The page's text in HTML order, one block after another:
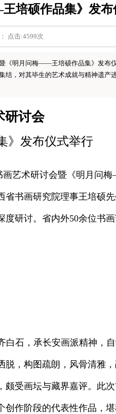
培硕作品集》发布
点击:4599次
《明月问梅——王培硕作品集》发布
结，对其毕生的艺术成就与精神遗产
研讨会
》发布仪式举行
画艺术研讨会暨《明月问
省书画研究院理事王培硕
度研讨。省内外50余位书
白石，承长安画派精神，
，构图疏朗，风骨清雅
受画坛与藏界嘉评。此
作阶段的代表性作品，